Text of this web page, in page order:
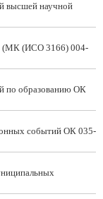
высшей научной
(МК (ИСО 3166) 004-
по образованию ОК
событий ОК 035-